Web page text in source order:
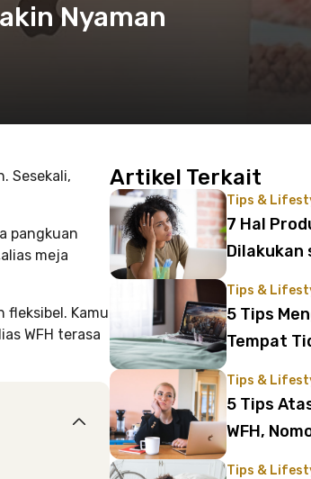
Nyaman
Sesekali,
pangkuan
alias meja
fleksibel. Kamu
WFH terasa
Artikel Terkait
Tips &
7 Hal
Dilakukan
Tips &
5 Tips
Tempat
Tips &
5 Tips
WFH,
Tips &